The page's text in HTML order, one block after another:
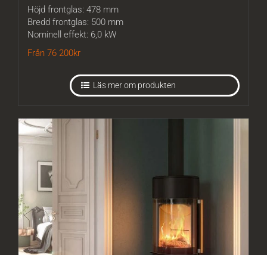
Höjd frontglas: 478 mm
Bredd frontglas: 500 mm
Nominell effekt: 6,0 kW
Från 76 200kr
Läs mer om produkten